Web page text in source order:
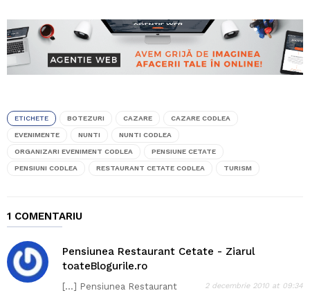
ETICHETE BOTEZURI CAZARE CAZARE CODLEA
EVENIMENTE NUNTI NUNTI CODLEA
ORGANIZARI EVENIMENT CODLEA PENSIUNE CETATE
PENSIUNI CODLEA RESTAURANT CETATE CODLEA TURISM
1 COMENTARIU
Pensiunea Restaurant Cetate - Ziarul
toateBlogurile.ro
2 decembrie 2010 at 09:34
[…] Pensiunea Restaurant